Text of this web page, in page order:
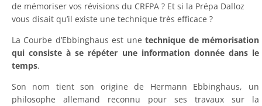
de mémoriser vos révisions du CRFPA ? Et si la Prépa Dalloz
vous disait qu’il existe une technique très efficace ?
La Courbe d’Ebbinghaus est unetechnique de mémorisation
qui consiste à se répéter une information donnée dans le
temps.
Son nom tient son origine de Hermann Ebbinghaus, un
philosophe allemand reconnu pour ses travaux sur la